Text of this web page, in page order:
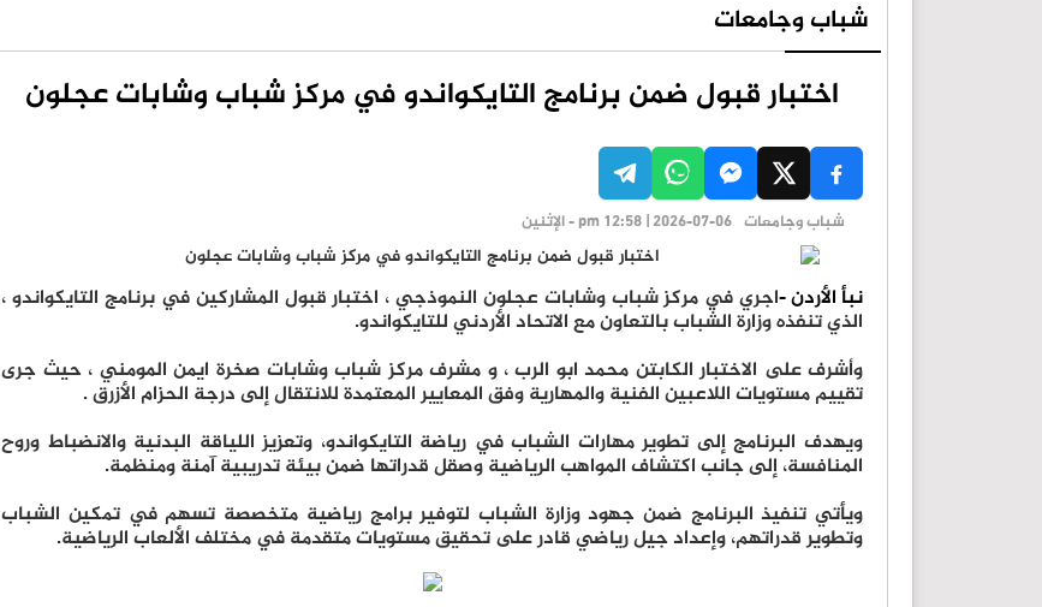
شباب وجامعات
اختبار قبول ضمن برنامج التايكواندو في مركز شباب وشابات عجلون
شباب وجامعات pm 12:58 | 2026-07-06 - الإثنين
نبأ الأردن -اجري في مركز شباب وشابات عجلون النموذجي ، اختبار قبول المشاركين في برنامج التايكواندو ،
الذي تنفذه وزارة الشباب بالتعاون مع الاتحاد الأردني للتايكواندو.
وأشرف على الاختبار الكابتن محمد ابو الرب ، و مشرف مركز شباب وشابات صخرة ايمن المومني ، حيث جرى
تقييم مستويات اللاعبين الفنية والمهارية وفق المعايير المعتمدة للانتقال إلى درجة الحزام الأزرق .
ويهدف البرنامج إلى تطوير مهارات الشباب في رياضة التايكواندو، وتعزيز اللياقة البدنية والانضباط وروح
المنافسة، إلى جانب اكتشاف المواهب الرياضية وصقل قدراتها ضمن بيئة تدريبية آمنة ومنظمة.
ويأتي تنفيذ البرنامج ضمن جهود وزارة الشباب لتوفير برامج رياضية متخصصة تسهم في تمكين الشباب
وتطوير قدراتهم، وإعداد جيل رياضي قادر على تحقيق مستويات متقدمة في مختلف الألعاب الرياضية.